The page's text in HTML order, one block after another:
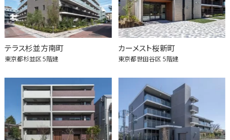
テラス杉並方南町
東京都杉並区5階建
カーメスト桜新町
東京都世田谷区5階建